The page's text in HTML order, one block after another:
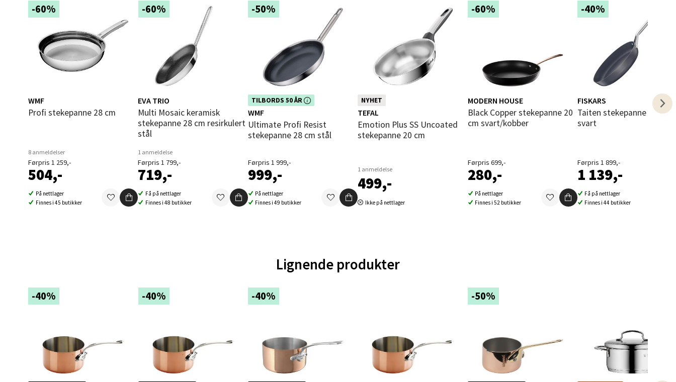
-60%
WMF
Profi stekepanne 28 cm
8 anmeldelser
Førpris 1 259,-
504,-
På nettlager
Finnes i 45 butikker
-60%
EVA TRIO
Multi Mosaic keramisk
stekepanne 28 cm resirkulert
stål
1 anmeldelse
Førpris 1 799,-
719,-
Få på nettlager
Finnes i 48 butikker
-50%
TILBORDS 50 ÅR
Dette produktet er inkludert i vår
kampanje. Benytt deg av rabatten i
dag!
WMF
Ultimate Profi Resist
stekepanne 28 cm stål
Førpris 1 999,-
999,-
På nettlager
Finnes i 49 butikker
NYHET
TEFAL
Emotion Plus SS Uncoated
stekepanne 20 cm
1 anmeldelse
499,-
Ikke på nettlager
-60%
MODERN HOUSE
Black Copper stekepanne 20
cm svart/kobber
Førpris 699,-
280,-
På nettlager
Finnes i 52 butikker
-40%
FISKARS
Taiten stekepanne 28 cm
svart
Førpris 1 899,-
1 139,-
Få på nettlager
Finnes i 44 butikker
Lignende produkter
-40% -40% -40% -50%
Åpent i dag 10-18
Velg
Narvik - Thon Senter Malmporten
Bolagsgata 1, 8514 Narvik
Åpent i dag 10-18
0 i butikk
Folke Bernadottes vei 52, 5147 Fyllingsdalen
Åpent i dag 10-18
0 i butikk
Aunasenteret, Sunndalsvegen 3, 7340 Oppdal
Orkanger - Thon Senter Orkanger
Thon Senter Orkanger, Orkdalsveien 113, 7300 Orkanger